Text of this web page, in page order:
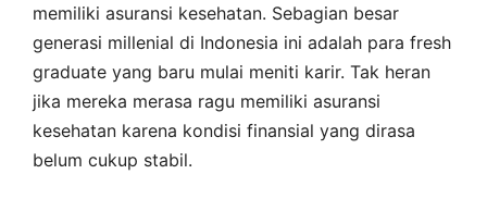
memiliki asuransi kesehatan. Sebagian besar
generasi millenial di Indonesia ini adalah para fresh
graduate yang baru mulai meniti karir. Tak heran
jika mereka merasa ragu memiliki asuransi
kesehatan karena kondisi finansial yang dirasa
belum cukup stabil.